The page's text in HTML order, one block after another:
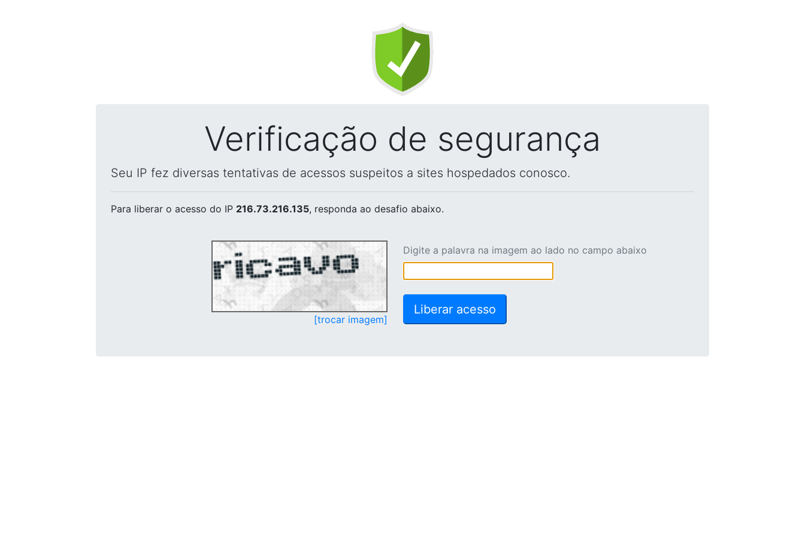
Verificação de segurança
Seu IP fez diversas tentativas de acessos suspeitos a sites hospedados conosco.
Para liberar o acesso do IP 216.73.216.135, responda ao desafio abaixo.
[trocar imagem]
Digite a palavra na imagem ao lado no campo abaixo